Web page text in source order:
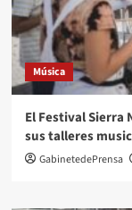
Música
El Festival Sierra
sus talleres
GabinetedePrensa